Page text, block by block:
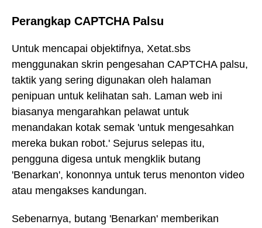
Perangkap CAPTCHA Palsu
Untuk mencapai objektifnya, Xetat.sbs
menggunakan skrin pengesahan CAPTCHA palsu,
taktik yang sering digunakan oleh halaman
penipuan untuk kelihatan sah. Laman web ini
biasanya mengarahkan pelawat untuk
menandakan kotak semak 'untuk mengesahkan
mereka bukan robot.' Sejurus selepas itu,
pengguna digesa untuk mengklik butang
'Benarkan', kononnya untuk terus menonton video
atau mengakses kandungan.
Sebenarnya, butang 'Benarkan' memberikan